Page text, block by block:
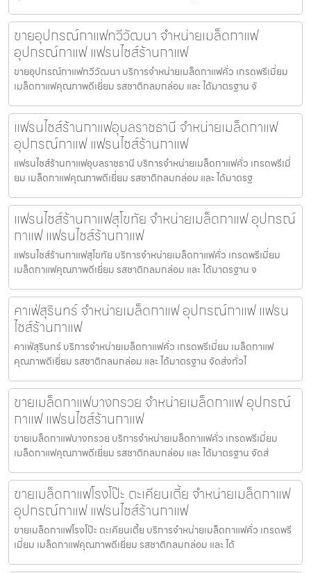
ขายอุปกรณ์กาแฟทวีวัฒนา จำหน่ายเมล็ดกาแฟ
อุปกรณ์กาแฟ แฟรนไชส์ร้านกาแฟ
ขายอุปกรณ์กาแฟทวีวัฒนา บริการจำหน่ายเมล็ดกาแฟคั่ว เกรดพรีเมี่ยม
เมล็ดกาแฟคุณภาพดีเยี่ยม รสชาติกลมกล่อม และ ได้มาตรฐาน จั
แฟรนไชส์ร้านกาแฟอุบลราชธานี จำหน่ายเมล็ดกาแฟ
อุปกรณ์กาแฟ แฟรนไชส์ร้านกาแฟ
แฟรนไชส์ร้านกาแฟอุบลราชธานี บริการจำหน่ายเมล็ดกาแฟคั่ว เกรดพรีเมี่
ยม เมล็ดกาแฟคุณภาพดีเยี่ยม รสชาติกลมกล่อม และ ได้มาตรฐ
แฟรนไชส์ร้านกาแฟสุโขทัย จำหน่ายเมล็ดกาแฟ อุปกรณ์
กาแฟ แฟรนไชส์ร้านกาแฟ
แฟรนไชส์ร้านกาแฟสุโขทัย บริการจำหน่ายเมล็ดกาแฟคั่ว เกรดพรีเมี่ยม
เมล็ดกาแฟคุณภาพดีเยี่ยม รสชาติกลมกล่อม และ ได้มาตรฐาน จ
คาเฟ่สุรินทร์ จำหน่ายเมล็ดกาแฟ อุปกรณ์กาแฟ แฟรน
ไชส์ร้านกาแฟ
คาเฟ่สุรินทร์ บริการจำหน่ายเมล็ดกาแฟคั่ว เกรดพรีเมี่ยม เมล็ดกาแฟ
คุณภาพดีเยี่ยม รสชาติกลมกล่อม และ ได้มาตรฐาน จัดส่งทั่วไ
ขายเมล็ดกาแฟบางกรวย จำหน่ายเมล็ดกาแฟ อุปกรณ์
กาแฟ แฟรนไชส์ร้านกาแฟ
ขายเมล็ดกาแฟบางกรวย บริการจำหน่ายเมล็ดกาแฟคั่ว เกรดพรีเมี่ยม
เมล็ดกาแฟคุณภาพดีเยี่ยม รสชาติกลมกล่อม และ ได้มาตรฐาน จัดส่
ขายเมล็ดกาแฟโรงโป๊ะ ตะเคียนเตี้ย จำหน่ายเมล็ดกาแฟ
อุปกรณ์กาแฟ แฟรนไชส์ร้านกาแฟ
ขายเมล็ดกาแฟโรงโป๊ะ ตะเคียนเตี้ย บริการจำหน่ายเมล็ดกาแฟคั่ว เกรดพรี
เมี่ยม เมล็ดกาแฟคุณภาพดีเยี่ยม รสชาติกลมกล่อม และ ได้